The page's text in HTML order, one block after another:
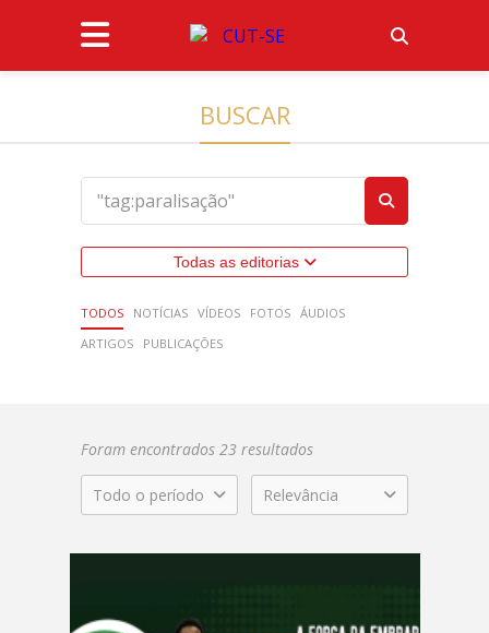
BUSCAR
Todas as editorias
TODOS NOTÍCIAS VÍDEOS FOTOS ÁUDIOS
ARTIGOS
PUBLICAÇÕES
Foram encontrados 23 resultados
Todo o período Relevância